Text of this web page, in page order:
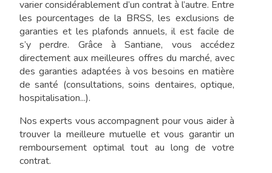
varier considérablement d’un contrat à l’autre. Entre
les pourcentages de la BRSS, les exclusions de
garanties et les plafonds annuels, il est facile de
s’y perdre. Grâce à Santiane, vous accédez
directement aux meilleures offres du marché, avec
des garanties adaptées à vos besoins en matière
de santé (consultations, soins dentaires, optique,
hospitalisation...).
Nos experts vous accompagnent pour vous aider à
trouver la meilleure mutuelle et vous garantir un
remboursement optimal tout au long de votre
contrat.